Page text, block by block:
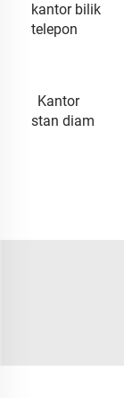
kantor bilik
telepon
Kantor
stan diam